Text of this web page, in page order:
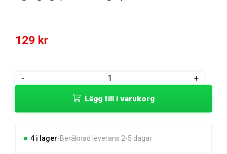
129 kr
-
Gardena
Spännkontakt
17mm
+
Lägg till i varukorg
4 i lager Beräknad leverans 2-5 dagar